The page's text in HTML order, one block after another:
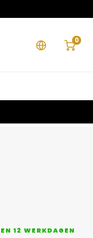
0
12 WERKDAGEN